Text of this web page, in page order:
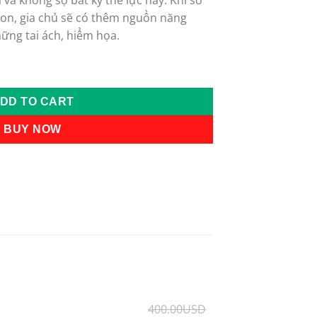
gia chủ sẽ có thêm nguồn năng
tai ách, hiểm họa.
quantity
TO CART
BUY NOW
400.00USD